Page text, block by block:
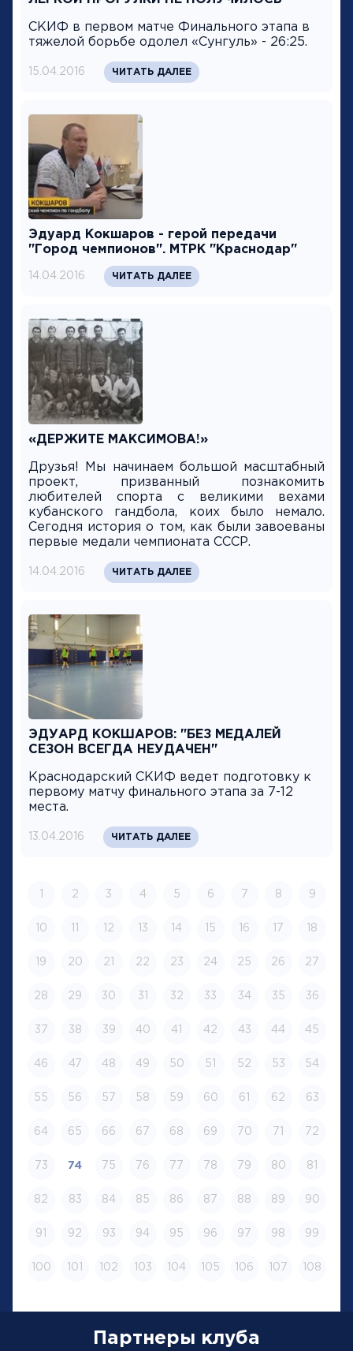
СКИФ в первом матче Финального этапа в
тяжелой борьбе одолел «Сунгуль» - 26:25.
15.04.2016 ЧИТАТЬ ДАЛЕЕ
Эдуард Кокшаров - герой передачи
"Город чемпионов". МТРК "Краснодар"
14.04.2016 ЧИТАТЬ ДАЛЕЕ
«ДЕРЖИТЕ МАКСИМОВА!»
Друзья! Мы начинаем большой масштабный
проект, призванный познакомить
любителей спорта с великими вехами
кубанского гандбола, коих было немало.
Сегодня история о том, как были завоеваны
первые медали чемпионата СССР.
14.04.2016 ЧИТАТЬ ДАЛЕЕ
ЭДУАРД КОКШАРОВ: "БЕЗ МЕДАЛЕЙ
СЕЗОН ВСЕГДА НЕУДАЧЕН"
Краснодарский СКИФ ведет подготовку к
первому матчу финального этапа за 7-12
места.
13.04.2016 ЧИТАТЬ ДАЛЕЕ
2 3 4 5 6 7 8 9
10 12 13 14 15 16 17 18
19 20 21 22 23 24 25 26 27
28 29 30 31 32 33 34 35 36
37 38 39 40 41 42 43 44 45
46 47 48 49 50 51 52 53 54
55 56 57 58 59 60 61 62 63
64 65 66 67 68 69 70 71 72
73 74 75 76 77 78 79 80 81
82 83 84 85 86 87 88 89 90
91 92 93 94 95 96 97 98 99
100 101 102 103 104 105 106 107 108
Партнеры клуба